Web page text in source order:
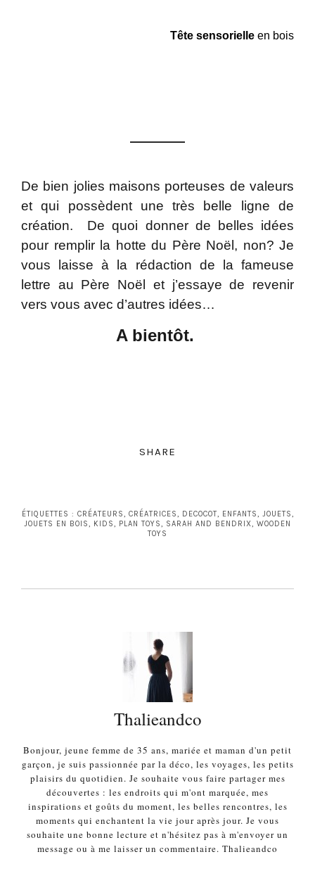
Tête sensorielle en bois
De bien jolies maisons porteuses de valeurs
et qui possèdent une très belle ligne de
création. De quoi donner de belles idées
pour remplir la hotte du Père Noël, non? Je
vous laisse à la rédaction de la fameuse
lettre au Père Noël et j’essaye de revenir
vers vous avec d’autres idées…
A bientôt.
SHARE
ÉTIQUETTES : CRÉATEURS, CRÉATRICES, DECOCOT, ENFANTS, JOUETS,
JOUETS EN BOIS, KIDS, PLAN TOYS, SARAH AND BENDRIX, WOODEN
TOYS
Thalieandco
Bonjour, jeune femme de 35 ans, mariée et maman d'un petit
garçon, je suis passionnée par la déco, les voyages, les petits
plaisirs du quotidien. Je souhaite vous faire partager mes
découvertes : les endroits qui m'ont marquée, mes
inspirations et goûts du moment, les belles rencontres, les
moments qui enchantent la vie jour après jour. Je vous
souhaite une bonne lecture et n'hésitez pas à m'envoyer un
message ou à me laisser un commentaire. Thalieandco